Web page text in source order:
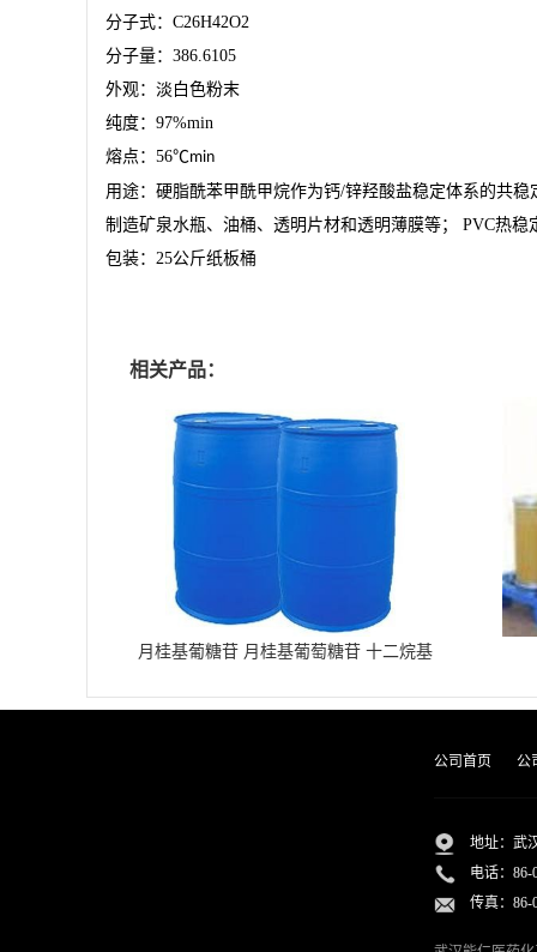
分子式： C26H42O2
分子量： 386.6105
外观：淡白色粉末
纯度： 97%min
熔点： 56℃min
用途：硬脂酰苯甲酰甲烷作为钙/锌羟酸盐稳定体系的共稳
制造矿泉水瓶、油桶、透明片材和透明薄膜等；
PVC热稳
包装： 25公斤纸板桶
相关产品：
月桂基葡糖苷 月桂基葡萄糖苷 十二烷基
公司首页 公
地址：武
电话： 86-
传真：86-